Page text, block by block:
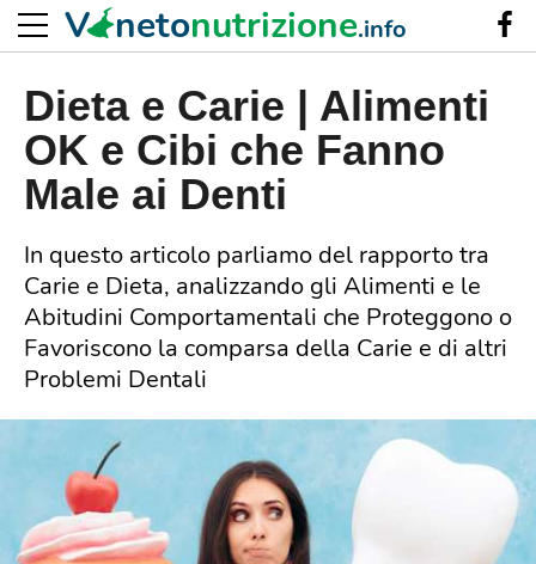
Dieta e Carie | Alimenti
OK e Cibi che Fanno
Male ai Denti
In questo articolo parliamo del rapporto tra
Carie e Dieta, analizzando gli Alimenti e le
Abitudini Comportamentali che Proteggono o
Favoriscono la comparsa della Carie e di altri
Problemi Dentali
V netonutrizione.info